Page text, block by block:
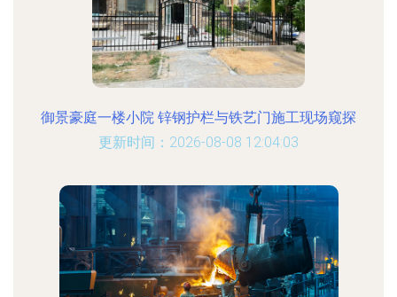
御景豪庭一楼小院 锌钢护栏与铁艺门施工现场窥探
更新时间：2026-08-08 12:04:03